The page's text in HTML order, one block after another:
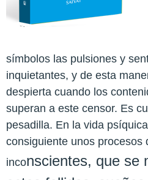
símbolos las pulsiones y
inquietantes, y de esta
despierta cuando los
superan a este censor. Es
pesadilla. En la vida
consiguiente unos procesos
inconscientes, que se